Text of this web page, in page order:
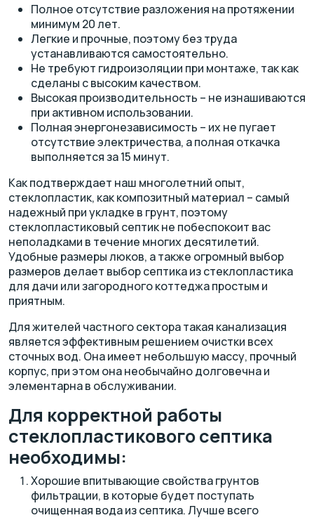
Полное отсутствие разложения на протяжении
минимум 20 лет.
Легкие и прочные, поэтому без труда
устанавливаются самостоятельно.
Не требуют гидроизоляции при монтаже, так как
сделаны с высоким качеством.
Высокая производительность – не изнашиваются
при активном использовании.
Полная энергонезависимость – их не пугает
отсутствие электричества, а полная откачка
выполняется за 15 минут.
Как подтверждает наш многолетний опыт,
стеклопластик, как композитный материал – самый
надежный при укладке в грунт, поэтому
стеклопластиковый септик не побеспокоит вас
неполадками в течение многих десятилетий.
Удобные размеры люков, а также огромный выбор
размеров делает выбор септика из стеклопластика
для дачи или загородного коттеджа простым и
приятным.
Для жителей частного сектора такая канализация
является эффективным решением очистки всех
сточных вод. Она имеет небольшую массу, прочный
корпус, при этом она необычайно долговечна и
элементарна в обслуживании.
Для корректной работы
стеклопластикового септика
необходимы:
Хорошие впитывающие свойства грунтов
фильтрации, в которые будет поступать
очищенная вода из септика. Лучше всего